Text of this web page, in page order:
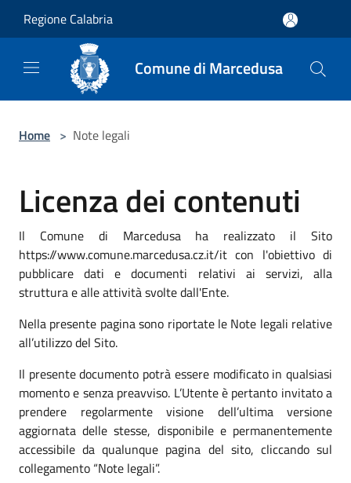
Regione Calabria
Comune di Marcedusa
Home > Note legali
Licenza dei contenuti
Il Comune di Marcedusa ha realizzato il Sito
https://www.comune.marcedusa.cz.it/it con l'obiettivo di
pubblicare dati e documenti relativi ai servizi, alla
struttura e alle attività svolte dall'Ente.
Nella presente pagina sono riportate le Note legali relative
all’utilizzo del Sito.
Il presente documento potrà essere modificato in qualsiasi
momento e senza preavviso. L’Utente è pertanto invitato a
prendere regolarmente visione dell’ultima versione
aggiornata delle stesse, disponibile e permanentemente
accessibile da qualunque pagina del sito, cliccando sul
collegamento “Note legali”.